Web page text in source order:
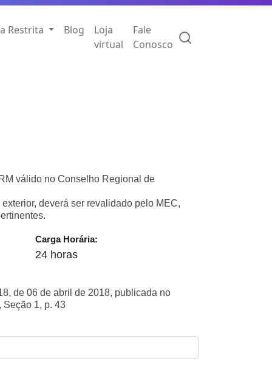
Restrita Blog
Loja
virtual
Fale
Conosco
válido no Conselho Regional de
deverá ser revalidado pelo MEC,
Carga Horária:
24 horas
de 06 de abril de 2018, publicada no
Seção 1, p. 43